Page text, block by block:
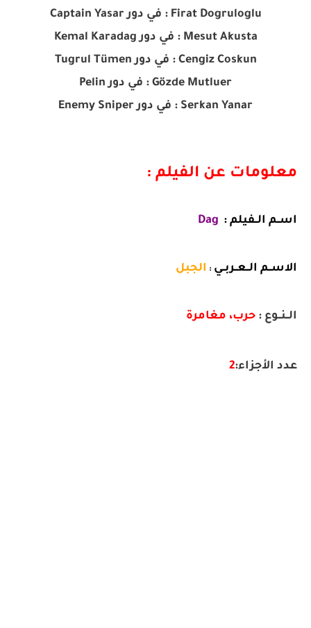
Firat Dogruloglu : في دور Captain Yasar
Mesut Akusta : في دور Kemal Karadag
Cengiz Coskun : في دور Tugrul Tümen
Gözde Mutluer : في دور Pelin
Serkan Yanar : في دور Enemy Sniper
معلومات عن الفيلم :
اســم الــفيلم : Dag
الاســم الــعــربــي : الجبل
الــنــوع : حرب، مغامرة
عدد الأجزاء:2